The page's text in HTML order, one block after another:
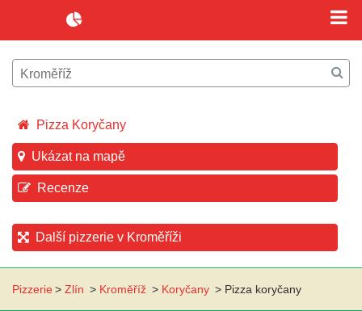
Pizza Koryčany
Ukázat na mapě
Recenze
Další pizzerie v Kroměříži
Pizzerie> Zlín > Kroměříž > Koryčany > Pizza koryčany